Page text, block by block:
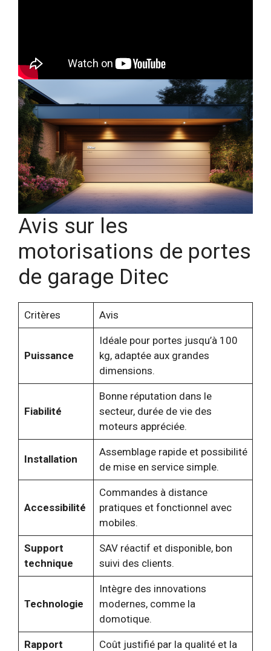
Avis sur les
motorisations de portes
de garage Ditec
Critères Avis
Puissance
Idéale pour portes jusqu’à 100
kg, adaptée aux grandes
dimensions.
Fiabilité
Bonne réputation dans le
secteur, durée de vie des
moteurs appréciée.
Installation
Assemblage rapide et possibilité
de mise en service simple.
Accessibilité
Commandes à distance
pratiques et fonctionnel avec
mobiles.
Support
technique
SAV réactif et disponible, bon
suivi des clients.
Technologie
Intègre des innovations
modernes, comme la
domotique.
Rapport
Coût justifié par la qualité et la